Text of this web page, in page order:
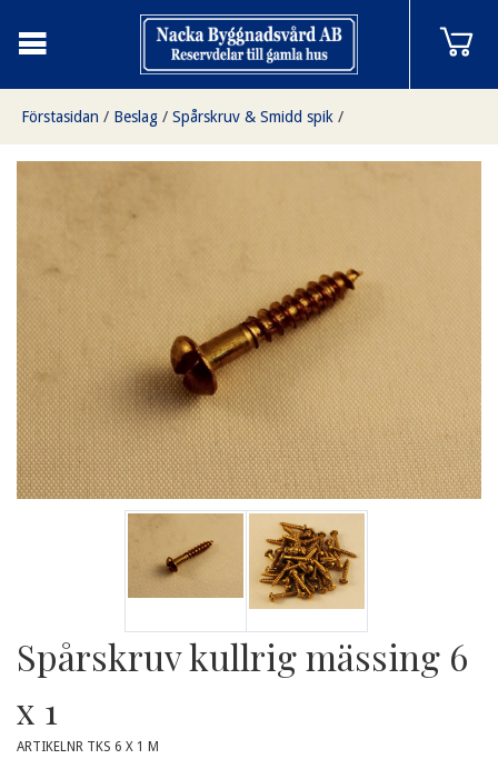
Förstasidan / Beslag / Spårskruv & Smidd spik /
Spårskruv kullrig mässing 6
x 1
ARTIKELNR TKS 6 X 1 M